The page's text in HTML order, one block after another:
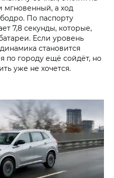
мгновенный, а ход
По паспорту
7,8 секунды, которые,
Если уровень
становится
по городу ещё сойдёт, но
уже не хочется.